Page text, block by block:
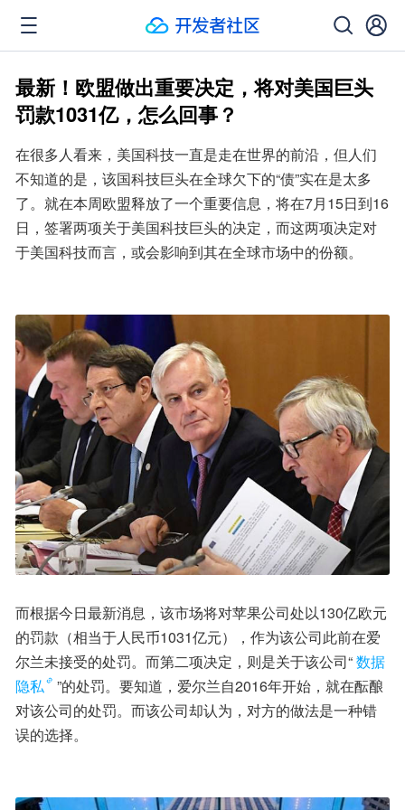
最新！欧盟做出重要决定，将对美国巨头
罚款1031亿，怎么回事？
在很多人看来，美国科技一直是走在世界的前沿，但人们
不知道的是，该国科技巨头在全球欠下的“债”实在是太多
了。就在本周欧盟释放了一个重要信息，将在7月15日到16
日，签署两项关于美国科技巨头的决定，而这两项决定对
于美国科技而言，或会影响到其在全球市场中的份额。
而根据今日最新消息，该市场将对苹果公司处以130亿欧元
的罚款（相当于人民币1031亿元），作为该公司此前在爱
尔兰未接受的处罚。而第二项决定，则是关于该公司“数据
隐私
”的处罚。要知道，爱尔兰自2016年开始，就在酝酿
对该公司的处罚。而该公司却认为，对方的做法是一种错
误的选择。